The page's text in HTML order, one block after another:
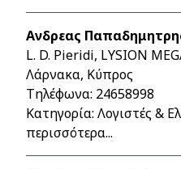
Ανδρεας
L. D. Pieridi, LYSION
Λάρνακα, Κύπρος
Τηλέφωνα: 24658998
Κατηγορία: Λογιστές &
περισσότερα...